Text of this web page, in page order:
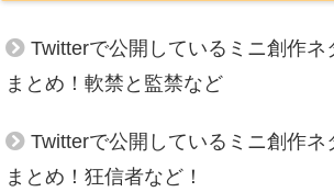
Twitterで公開しているミニ創作ネ
まとめ！軟禁と監禁など
Twitterで公開しているミニ創作ネ
まとめ！狂信者など！